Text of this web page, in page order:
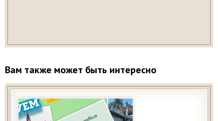
Вам также может быть интересно